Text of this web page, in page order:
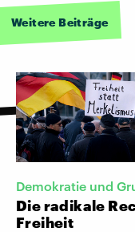
Weitere Beiträge
Demokratie und
Die radikale
Freiheit